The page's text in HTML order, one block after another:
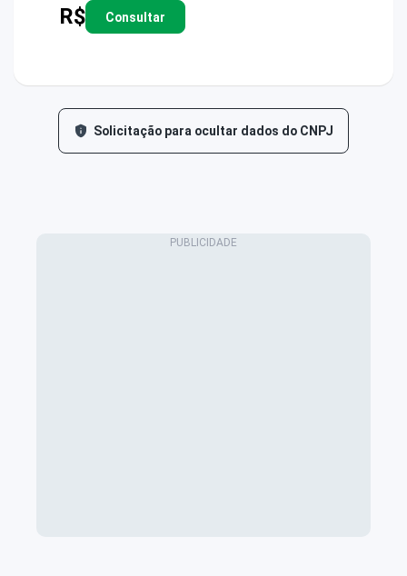
R$ Consultar
Solicitação para ocultar dados do CNPJ